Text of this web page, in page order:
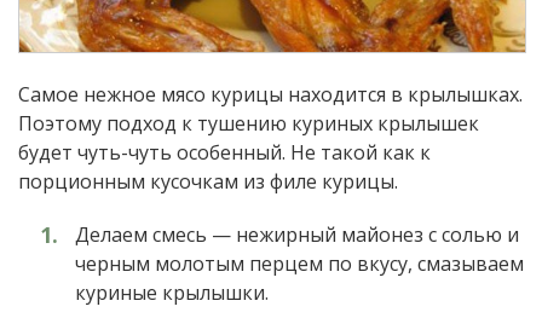
Самое нежное мясо курицы находится в крылышках.
Поэтому подход к тушению куриных крылышек
будет чуть-чуть особенный. Не такой как к
порционным кусочкам из филе курицы.
Делаем смесь — нежирный майонез с солью и
черным молотым перцем по вкусу, смазываем
куриные крылышки.